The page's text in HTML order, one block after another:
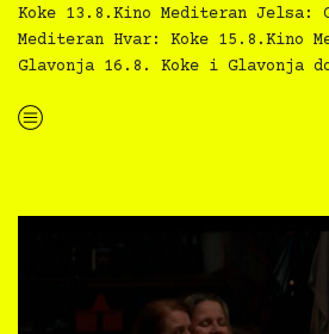
Koke 13.8.Kino Mediteran Jelsa:
Mediteran Hvar: Koke 15.8.Kino
Glavonja 16.8. Koke i Glavonja
“Kino Mediteran i Film svima nastavljaju inkluzivnu turneju na Hvaru”